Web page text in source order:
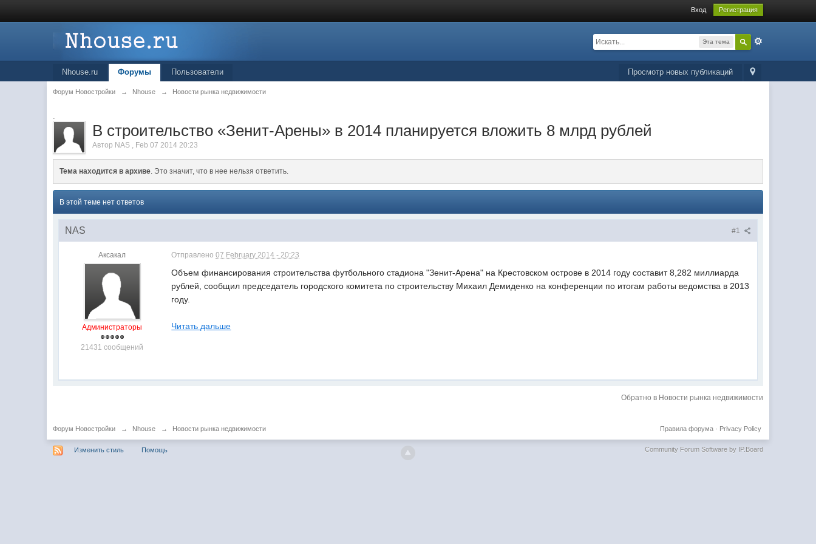
Вход Регистрация
Эта тема
Просмотр новых публикаций
Nhouse.ru Форумы Пользователи
Форум Новостройки → Nhouse → Новости рынка недвижимости
.
В строительство «Зенит-Арены» в 2014 планируется вложить 8 млрд рублей
Автор NAS , Feb 07 2014 20:23
Тема находится в архиве. Это значит, что в нее нельзя ответить.
В этой теме нет ответов
#1
NAS
Аксакал
Администраторы
21431 сообщений
Отправлено07 February 2014 - 20:23
Объем финансирования строительства футбольного стадиона "Зенит-Арена" на Крестовском острове в 2014 году составит 8,282 миллиарда
рублей, сообщил председатель городского комитета по строительству Михаил Демиденко на конференции по итогам работы ведомства в 2013
году.
Читать дальше
Обратно в Новости рынка недвижимости
Форум Новостройки → Nhouse → Новости рынка недвижимости Privacy Policy
Правила форума·
Изменить стиль Помощь Community Forum Software by IP.Board